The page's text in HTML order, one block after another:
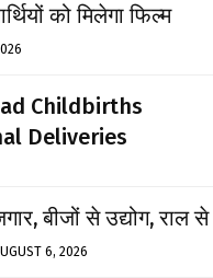
को मिलेगा फिल्म
Childbirths
Deliveries
बीजों से उद्योग, राल से
6, 2026